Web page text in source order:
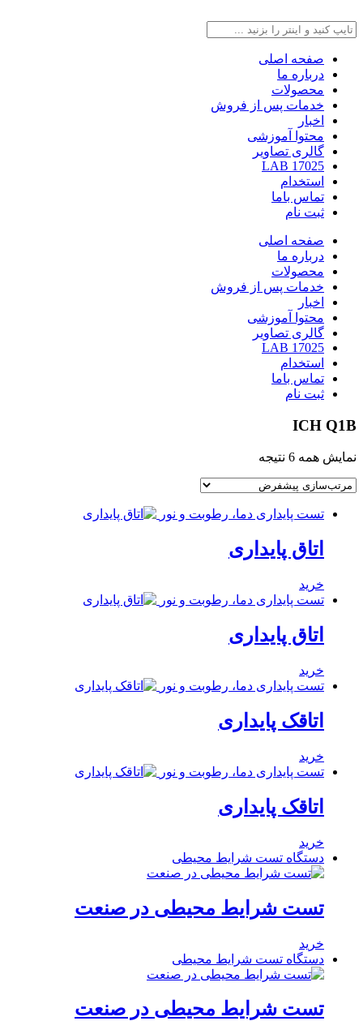
صفحه اصلی
درباره ما
محصولات
خدمات پس از فروش
اخبار
محتوا آموزشی
گالری تصاویر
LAB 17025
استخدام
تماس باما
ثبت نام
صفحه اصلی
درباره ما
محصولات
خدمات پس از فروش
اخبار
محتوا آموزشی
گالری تصاویر
LAB 17025
استخدام
تماس باما
ثبت نام
ICH Q1B
نمایش همه 6 نتیجه
تست پایداری دما، رطوبت و نور
اتاق پایداری
خرید
تست پایداری دما، رطوبت و نور
اتاق پایداری
خرید
تست پایداری دما، رطوبت و نور
اتاقک پایداری
خرید
تست پایداری دما، رطوبت و نور
اتاقک پایداری
خرید
دستگاه تست شرایط محیطی
تست شرایط محیطی در صنعت
خرید
دستگاه تست شرایط محیطی
تست شرایط محیطی در صنعت